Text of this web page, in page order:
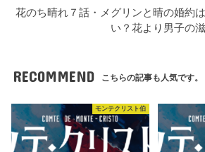
花のち晴れ７話・メグリンと晴の婚約
い？花より男子の
RECOMMEND こちらの記事も人気です。
モンテクリスト伯